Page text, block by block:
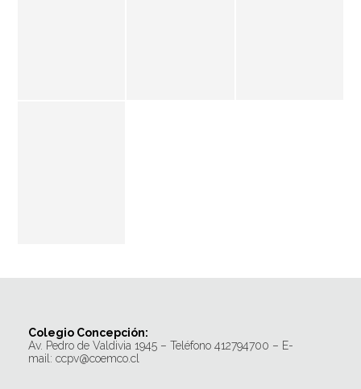
Colegio Concepción:
Av. Pedro de Valdivia 1945 – Teléfono 412794700 – E-
mail: ccpv@coemco.cl